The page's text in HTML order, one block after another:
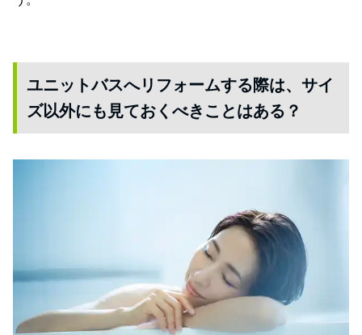
ユニットバスへリフォームする際は、サイ
ズ以外にも見ておくべきことはある？